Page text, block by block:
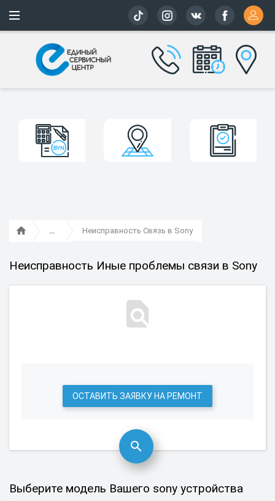
Более
Неисправность Связь в Sony
Неисправность Иные проблемы связи в Sony
ОСТАВИТЬ ЗАЯВКУ НА РЕМОНТ
Выберите модель Вашего sony устройства